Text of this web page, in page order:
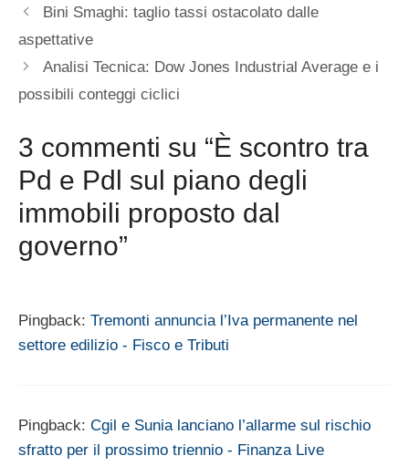
Bini Smaghi: taglio tassi ostacolato dalle
aspettative
Analisi Tecnica: Dow Jones Industrial Average e i
possibili conteggi ciclici
3 commenti su “È scontro tra
Pd e Pdl sul piano degli
immobili proposto dal
governo”
Pingback: Tremonti annuncia l’Iva permanente nel
settore edilizio - Fisco e Tributi
Pingback: Cgil e Sunia lanciano l’allarme sul rischio
sfratto per il prossimo triennio - Finanza Live